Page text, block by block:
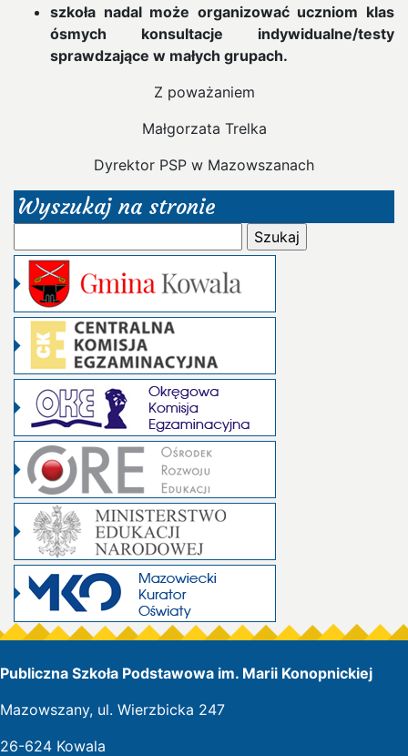
szkoła nadal może organizować uczniom klas
ósmych konsultacje indywidualne/testy
sprawdzające w małych grupach.
Z poważaniem
Małgorzata Trelka
Dyrektor PSP w Mazowszanach
Wyszukaj na stronie
Publiczna Szkoła Podstawowa im. Marii Konopnickiej
Mazowszany, ul. Wierzbicka 247
26-624 Kowala